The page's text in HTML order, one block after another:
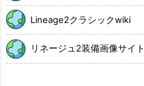
Lineage2クラシックwiki
リネージュ2装備画像サイト